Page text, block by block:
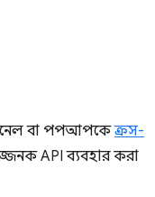
বা পপআপকেক্রস-
API ব্যবহার করা